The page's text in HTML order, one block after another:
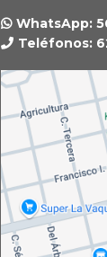
WhatsApp:
Teléfonos: